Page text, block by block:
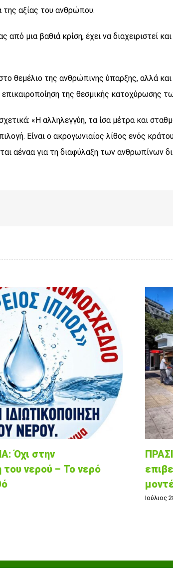
της αξίας του ανθρώπου.
από μια βαθιά κρίση, έχει να
θεμέλιο της ανθρώπινης ύπαρξης, αλλά
επικαιροποίηση της θεσμικής κατοχύρωσης
«Η αλληλεγγύη, τα ίσα μέτρα και
Είναι ο ακρογωνιαίος λίθος ενός
αέναα για τη διαφύλαξη των ανθρωπίνων
Όχι στην
του νερού – Το νερό
Ιούλιος